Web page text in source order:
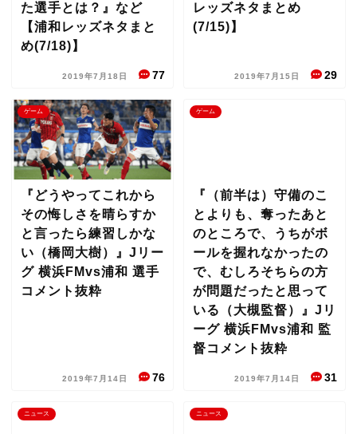
た選手とは？』など
【浦和レッズネタまと
め(7/18)】
2019年7月18日 77
レッズネタまとめ
(7/15)】
2019年7月15日 29
ゲーム
『どうやってこれから
その悔しさを晴らすか
と言ったら練習しかな
い（橋岡大樹）』Jリー
グ 横浜FMvs浦和 選手
コメント抜粋
2019年7月14日 76
ゲーム
『（前半は）守備のこ
とよりも、奪ったあと
のところで、うちがボ
ールを握れなかったの
で、むしろそちらの方
が問題だったと思って
いる（大槻監督）』Jリ
ーグ 横浜FMvs浦和 監
督コメント抜粋
2019年7月14日 31
ニュース ニュース